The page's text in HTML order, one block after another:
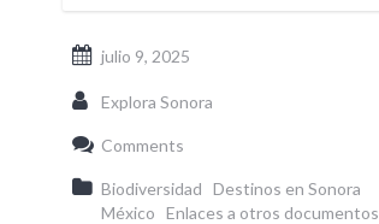
julio 9, 2025
Explora Sonora
Comments
Biodiversidad Destinos en Sonora
México Enlaces a otros documentos